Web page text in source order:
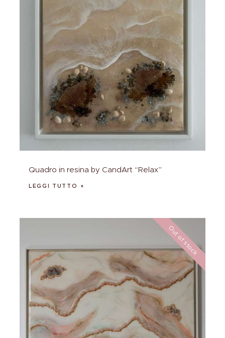
Quadro in resina by CandArt “Relax”
LEGGI TUTTO
Out of stock